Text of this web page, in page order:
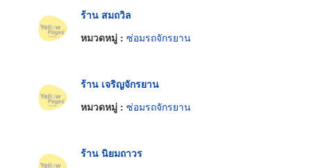
ร้าน สมถวิล
หมวดหมู่ : ซ่อมรถจักรยาน
ร้าน เจริญจักรยาน
หมวดหมู่ : ซ่อมรถจักรยาน
ร้าน นิยมถาวร